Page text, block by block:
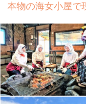
本物の海女小屋で